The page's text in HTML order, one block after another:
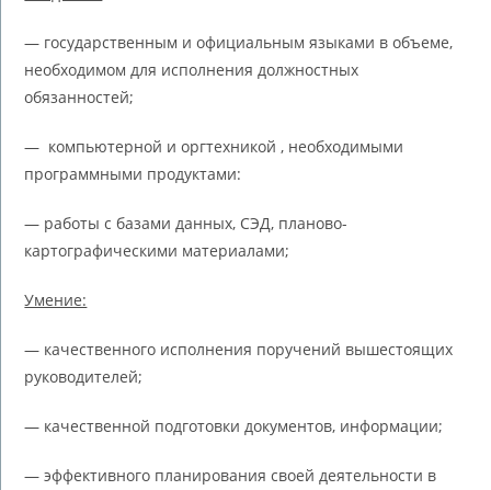
— государственным и официальным языками в объеме,
необходимом для исполнения должностных
обязанностей;
— компьютерной и оргтехникой , необходимыми
программными продуктами:
— работы с базами данных, СЭД, планово-
картографическими материалами;
Умение:
— качественного исполнения поручений вышестоящих
руководителей;
— качественной подготовки документов, информации;
— эффективного планирования своей деятельности в